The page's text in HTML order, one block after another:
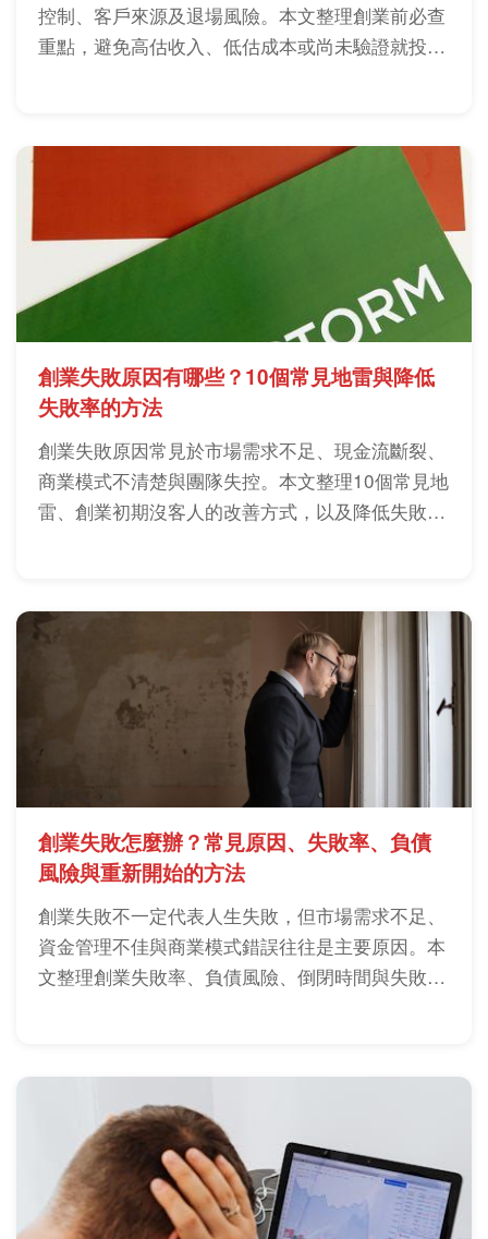
控制、客戶來源及退場風險。本文整理創業前必查
重點，避免高估收入、低估成本或尚未驗證就投
創業失敗原因有哪些？10個常見地雷與降低
失敗率的方法
創業失敗原因常見於市場需求不足、現金流斷裂、
商業模式不清楚與團隊失控。本文整理10個常見地
雷、創業初期沒客人的改善方式，以及降低失敗率
創業失敗怎麼辦？常見原因、失敗率、負債
風險與重新開始的方法
創業失敗不一定代表人生失敗，但市場需求不足、
資金管理不佳與商業模式錯誤往往是主要原因。本
文整理創業失敗率、負債風險、倒閉時間與失敗後